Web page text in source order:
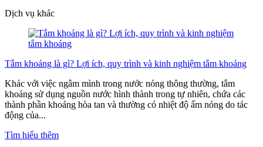
Dịch vụ khác
Tắm khoáng là gì? Lợi ích, quy trình và kinh nghiệm tắm khoáng
Khác với việc ngâm mình trong nước nóng thông thường, tắm
khoáng sử dụng nguồn nước hình thành trong tự nhiên, chứa các
thành phần khoáng hòa tan và thường có nhiệt độ ấm nóng do tác
động của...
Tìm hiểu thêm